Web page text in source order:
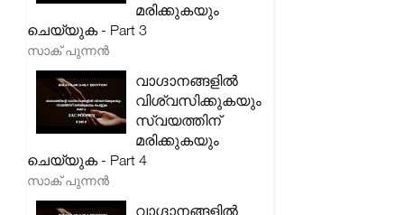
മരിക്കുകയും
ചെയ്യുക - Part 3
സാക് പുന്നൻ
വാഗ്ദാനങ്ങളിൽ
വിശ്വസിക്കുകയും
സ്വയത്തിന്
മരിക്കുകയും
ചെയ്യുക - Part 4
സാക് പുന്നൻ
വാഗ്ദാനങ്ങളിൽ